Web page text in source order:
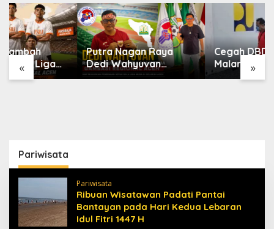
« »
Putra Nagan Raya
Dedi Wahyuvan
Ditunjuk sebagai
Cegah DBD dan
Malaria, Puskesmas
Karang Baru Fogging
Pariwisata
Pariwisata
Ribuan Wisatawan Padati Pantai
Bantayan pada Hari Kedua Lebaran
Idul Fitri 1447 H